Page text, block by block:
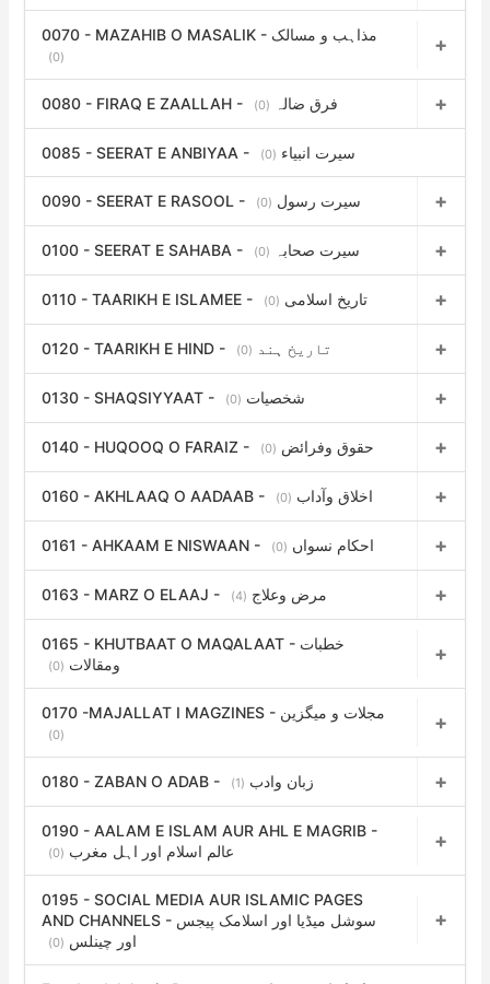
0070 - MAZAHIB O MASALIK - مذاہب و مسالک
(0)
0080 - FIRAQ E ZAALLAH - فرق ضالہ (0)
0085 - SEERAT E ANBIYAA - سیرت انبیاء (0)
0090 - SEERAT E RASOOL - سیرت رسول (0)
0100 - SEERAT E SAHABA - سیرت صحابہ (0)
0110 - TAARIKH E ISLAMEE - تاریخ اسلامی (0)
0120 - TAARIKH E HIND - تاریخ ہند (0)
0130 - SHAQSIYYAAT - شخصیات (0)
0140 - HUQOOQ O FARAIZ - حقوق وفرائض (0)
0160 - AKHLAAQ O AADAAB - اخلاق وآداب (0)
0161 - AHKAAM E NISWAAN - احکام نسواں (0)
0163 - MARZ O ELAAJ - مرض وعلاج (4)
0165 - KHUTBAAT O MAQALAAT - خطبات
ومقالات (0)
0170 -MAJALLAT I MAGZINES - مجلات و میگزین
(0)
0180 - ZABAN O ADAB - زبان وادب (1)
0190 - AALAM E ISLAM AUR AHL E MAGRIB -
عالم اسلام اور اہل مغرب (0)
0195 - SOCIAL MEDIA AUR ISLAMIC PAGES
AND CHANNELS - سوشل میڈیا اور اسلامک پیجس
اور چینلس (0)